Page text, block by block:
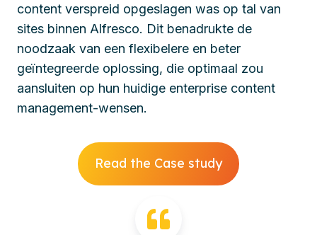
content verspreid opgeslagen was op tal van
sites binnen Alfresco. Dit benadrukte de
noodzaak van een flexibelere en beter
geïntegreerde oplossing, die optimaal zou
aansluiten op hun huidige enterprise content
management-wensen.
Read the Case study